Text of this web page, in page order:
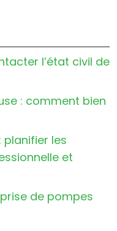
l’état civil de
: comment bien
planifier les
et
de pompes